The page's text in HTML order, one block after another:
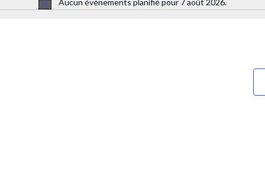
Notice
Aucun évènements planifié pour 7 août 2026.